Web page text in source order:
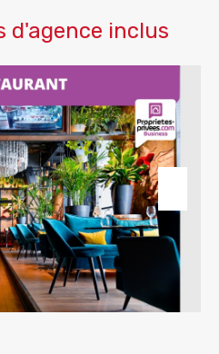
inclus